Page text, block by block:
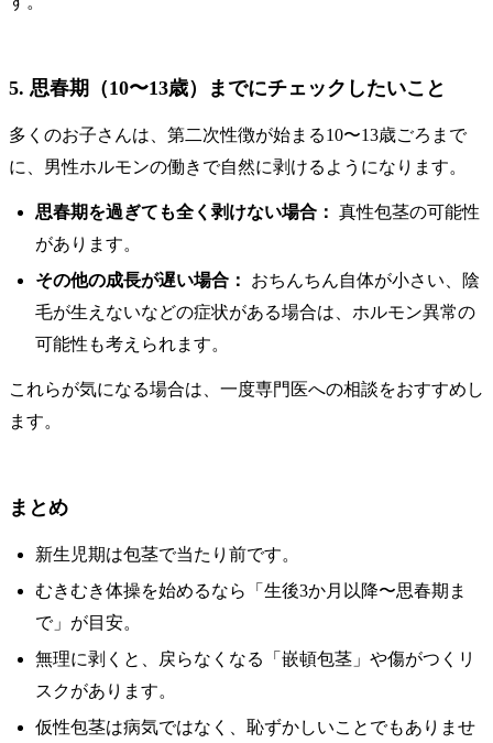
5. 思春期（10〜13歳）までにチェックしたいこと
多くのお子さんは、第二次性徴が始まる10〜13歳ごろまで
に、男性ホルモンの働きで自然に剥けるようになります。
思春期を過ぎても全く剥けない場合： 真性包茎の可能性
があります。
その他の成長が遅い場合：
おちんちん自体が小さい、陰
毛が生えないなどの症状がある場合は、ホルモン異常の
可能性も考えられます。
これらが気になる場合は、一度専門医への相談をおすすめし
ます。
まとめ
新生児期は包茎で当たり前です。
むきむき体操を始めるなら「生後3か月以降〜思春期ま
で」が目安。
無理に剥くと、戻らなくなる「嵌頓包茎」や傷がつくリ
スクがあります。
仮性包茎は病気ではなく、恥ずかしいことでもありませ